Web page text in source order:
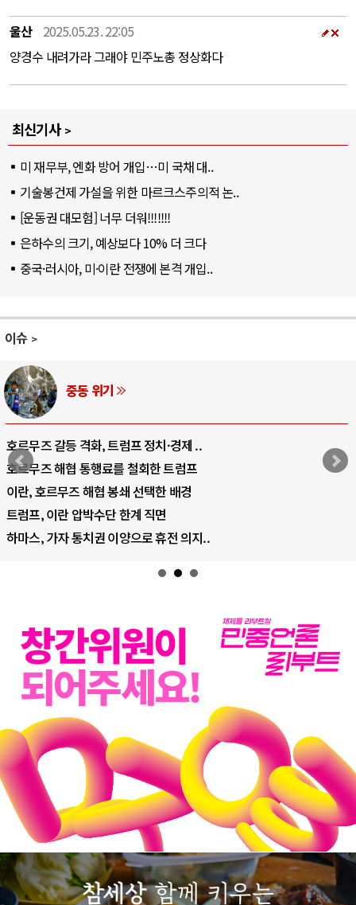
울산
2025.05.23. 22:05
양경수 내려가라 그래야 민주노총 정상화다
최신기사
미 재무부, 엔화 방어 개입…미 국채 대..
기술봉건제 가설을 위한 마르크스주의적 논..
[운동권 대모험] 너무 더워!!!!!!!
은하수의 크기, 예상보다 10% 더 크다
중국·러시아, 미·이란 전쟁에 본격 개입..
이슈
AI와 인간
중국 AI, 저가 공세로 글로벌 토큰 시..
AI 국부펀드 구상 놓고 미국 진보진영 ..
AI 데이터센터 반대 투쟁은 새로운 글로..
AI의 숨은 환경 비용: 데이터센터 확산..
AI는 어떻게 미국 민주주의를 잠식하고 ..